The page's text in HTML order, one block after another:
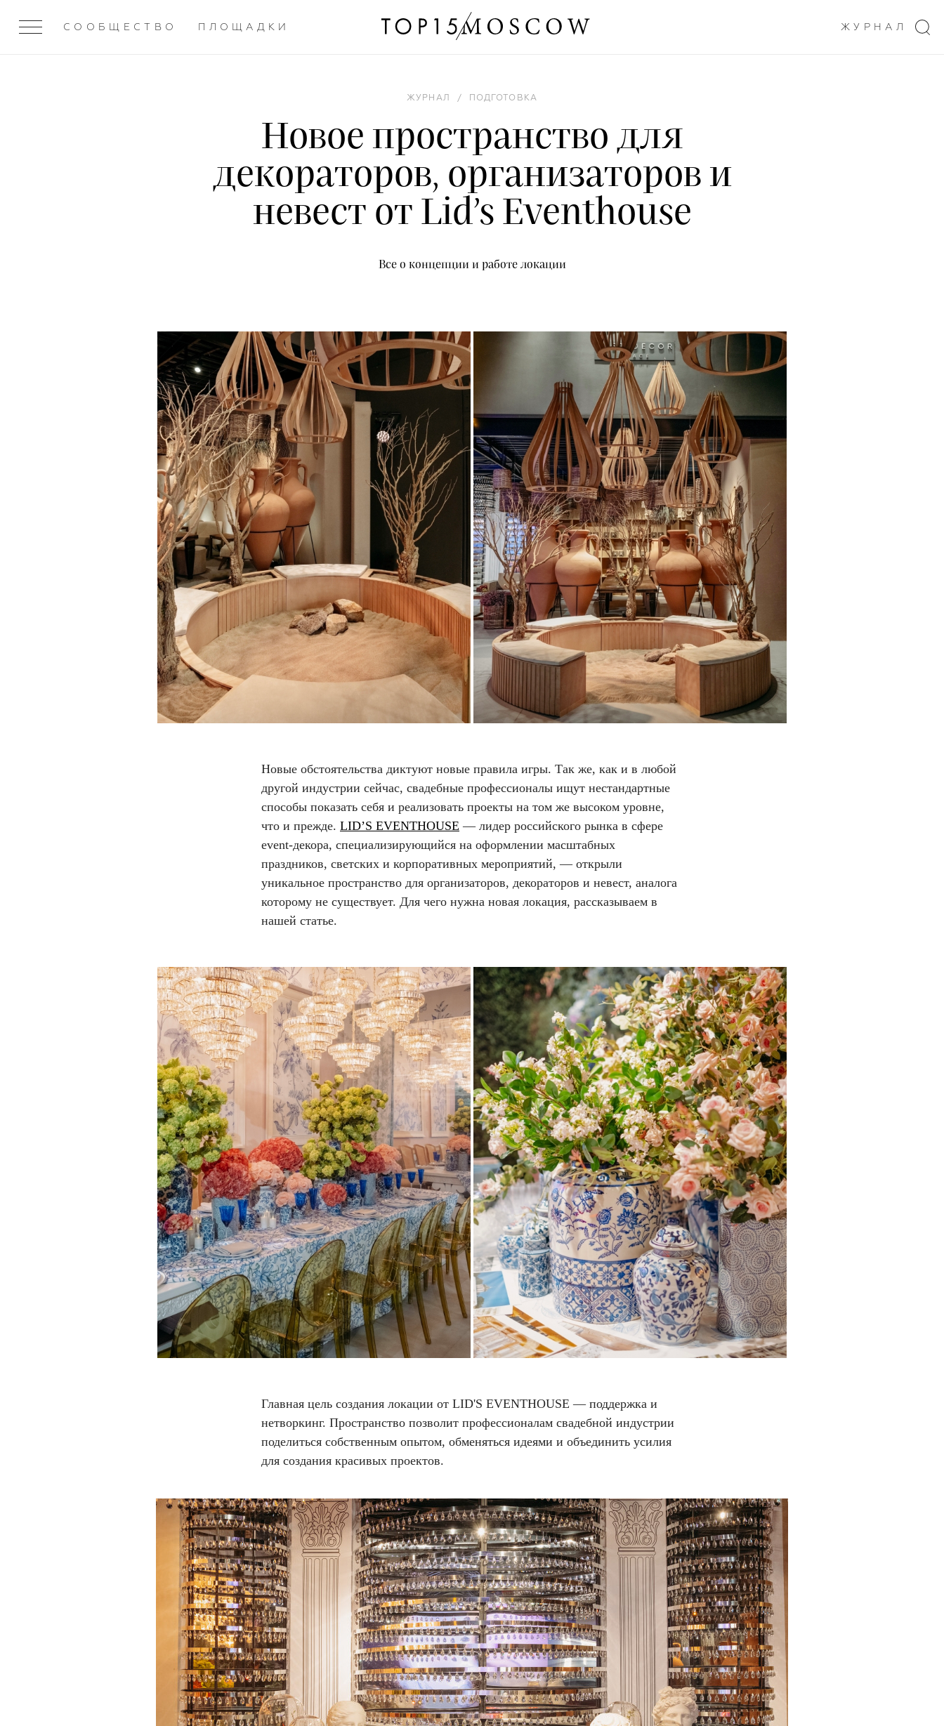
СООБЩЕСТВО ПЛОЩАДКИ ЖУРНАЛ
ЖУРНАЛ / ПОДГОТОВКА
Новое пространство для
декораторов, организаторов и
невест от Lid’s Eventhouse
Все о концепции и работе локации
Новые обстоятельства диктуют новые правила игры. Так же, как и в любой
другой индустрии сейчас, свадебные профессионалы ищут нестандартные
способы показать себя и реализовать проекты на том же высоком уровне,
что и прежде. LID’S EVENTHOUSE — лидер российского рынка в сфере
event-декора, специализирующийся на оформлении масштабных
праздников, светских и корпоративных мероприятий, — открыли
уникальное пространство для организаторов, декораторов и невест, аналога
которому не существует. Для чего нужна новая локация, рассказываем в
нашей статье.
Главная цель создания локации от LID'S EVENTHOUSE — поддержка и
нетворкинг. Пространство позволит профессионалам свадебной индустрии
поделиться собственным опытом, обменяться идеями и объединить усилия
для создания красивых проектов.